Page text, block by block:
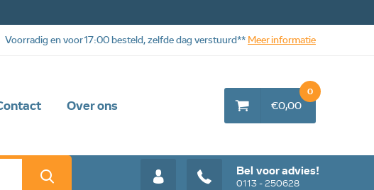
Over ons
Bel voor advies!
0113 - 250628
€0,00
0
Voorradig en voor 17:00 besteld, zelfde dag verstuurd** Meer informatie